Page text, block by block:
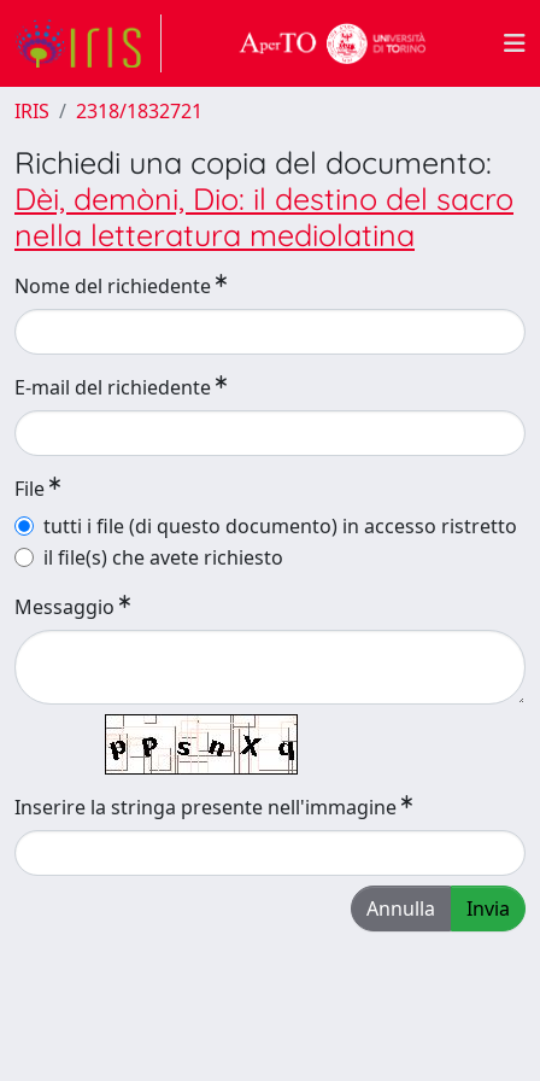
IRIS 2318/1832721
Richiedi una copia del documento:
Dèi, demòni, Dio: il destino del sacro
nella letteratura mediolatina
Nome del richiedente
E-mail del richiedente
File
tutti i file (di questo documento) in accesso ristretto
il file(s) che avete richiesto
Messaggio
Inserire la stringa presente nell'immagine
Annulla Invia